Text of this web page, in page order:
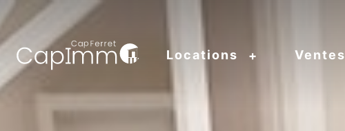
Locations Ventes